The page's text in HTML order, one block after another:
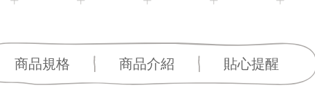
商品規格 商品介紹 貼心提醒